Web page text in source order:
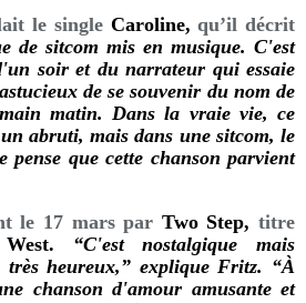
le single Caroline, qu’il décrit
de sitcom mis en musique. C'est
soir et du narrateur qui essaie
de se souvenir du nom de
matin. Dans la vraie vie, ce
abruti, mais dans une sitcom, le
pense que cette chanson parvient
le 17 mars par Two Step,titre
“C'est nostalgique mais
heureux,” explique Fritz. “À
chanson d'amour amusante et